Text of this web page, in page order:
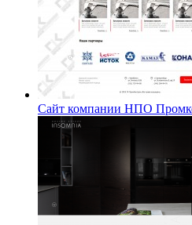
Сайт компании НПО